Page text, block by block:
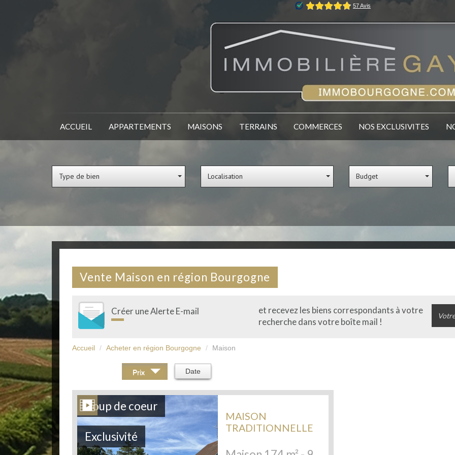
ACCUEIL APPARTEMENTS MAISONS TERRAINS COMMERCES NOS EXCLUSIVITES
Type de bien Localisation Budget
Vente Maison en région Bourgogne
Créer une Alerte E-mail
et recevez les biens correspondants à votre
recherche dans votre boîte mail !
Accueil Acheter en région Bourgogne Maison
Prix Date
Exclusivité
Coup de coeur
MAISON
TRADITIONNELLE